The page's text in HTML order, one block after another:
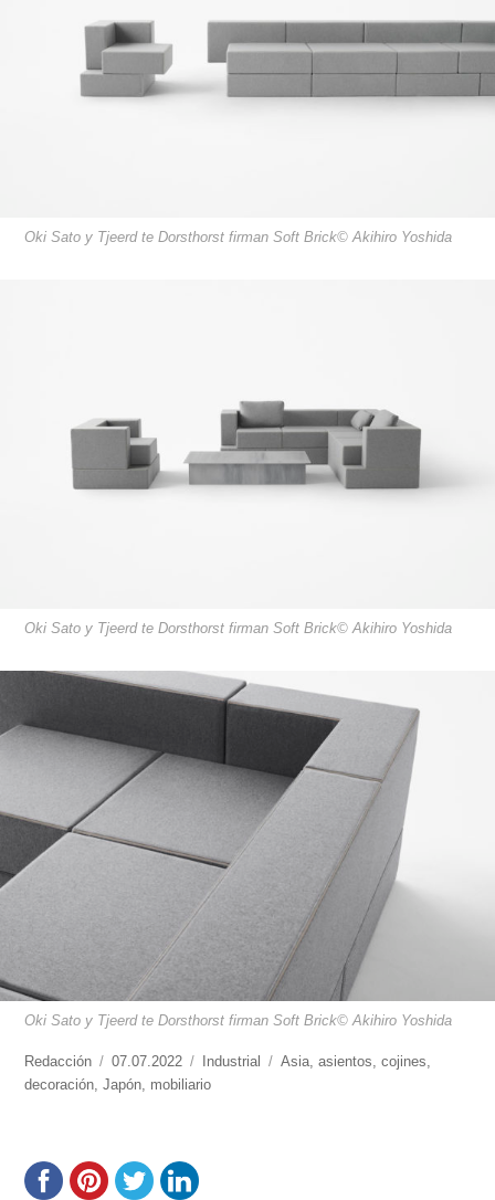
Oki Sato y Tjeerd te Dorsthorst firman Soft Brick© Akihiro Yoshida
Oki Sato y Tjeerd te Dorsthorst firman Soft Brick© Akihiro Yoshida
Oki Sato y Tjeerd te Dorsthorst firman Soft Brick© Akihiro Yoshida
https://www.experimenta.es/author/redaccion/
Redacción
Publicado
el
07.07.2022 Categorías
Industrial Etiquetas
Asia ,asientos ,cojines
decoración ,Japón mobiliario